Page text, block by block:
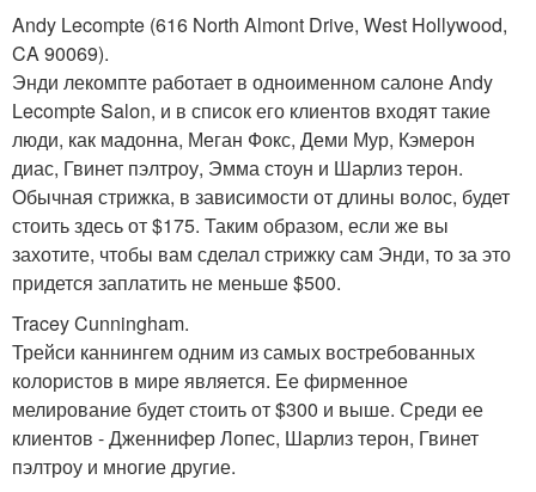
Andy Lecompte (616 North Almont Drive, West Hollywood,
CA 90069).
Энди лекомпте работает в одноименном салоне Andy
Lecompte Salon, и в список его клиентов входят такие
люди, как мадонна, Меган Фокс, Деми Мур, Кэмерон
диас, Гвинет пэлтроу, Эмма стоун и Шарлиз терон.
Обычная стрижка, в зависимости от длины волос, будет
стоить здесь от $175. Таким образом, если же вы
захотите, чтобы вам сделал стрижку сам Энди, то за это
придется заплатить не меньше $500.
Tracey Cunningham.
Трейси каннингем одним из самых востребованных
колористов в мире является. Ее фирменное
мелирование будет стоить от $300 и выше. Среди ее
клиентов - Дженнифер Лопес, Шарлиз терон, Гвинет
пэлтроу и многие другие.